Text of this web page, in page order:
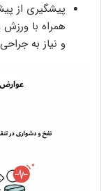
پیشگیری از
همراه با
و نیاز به